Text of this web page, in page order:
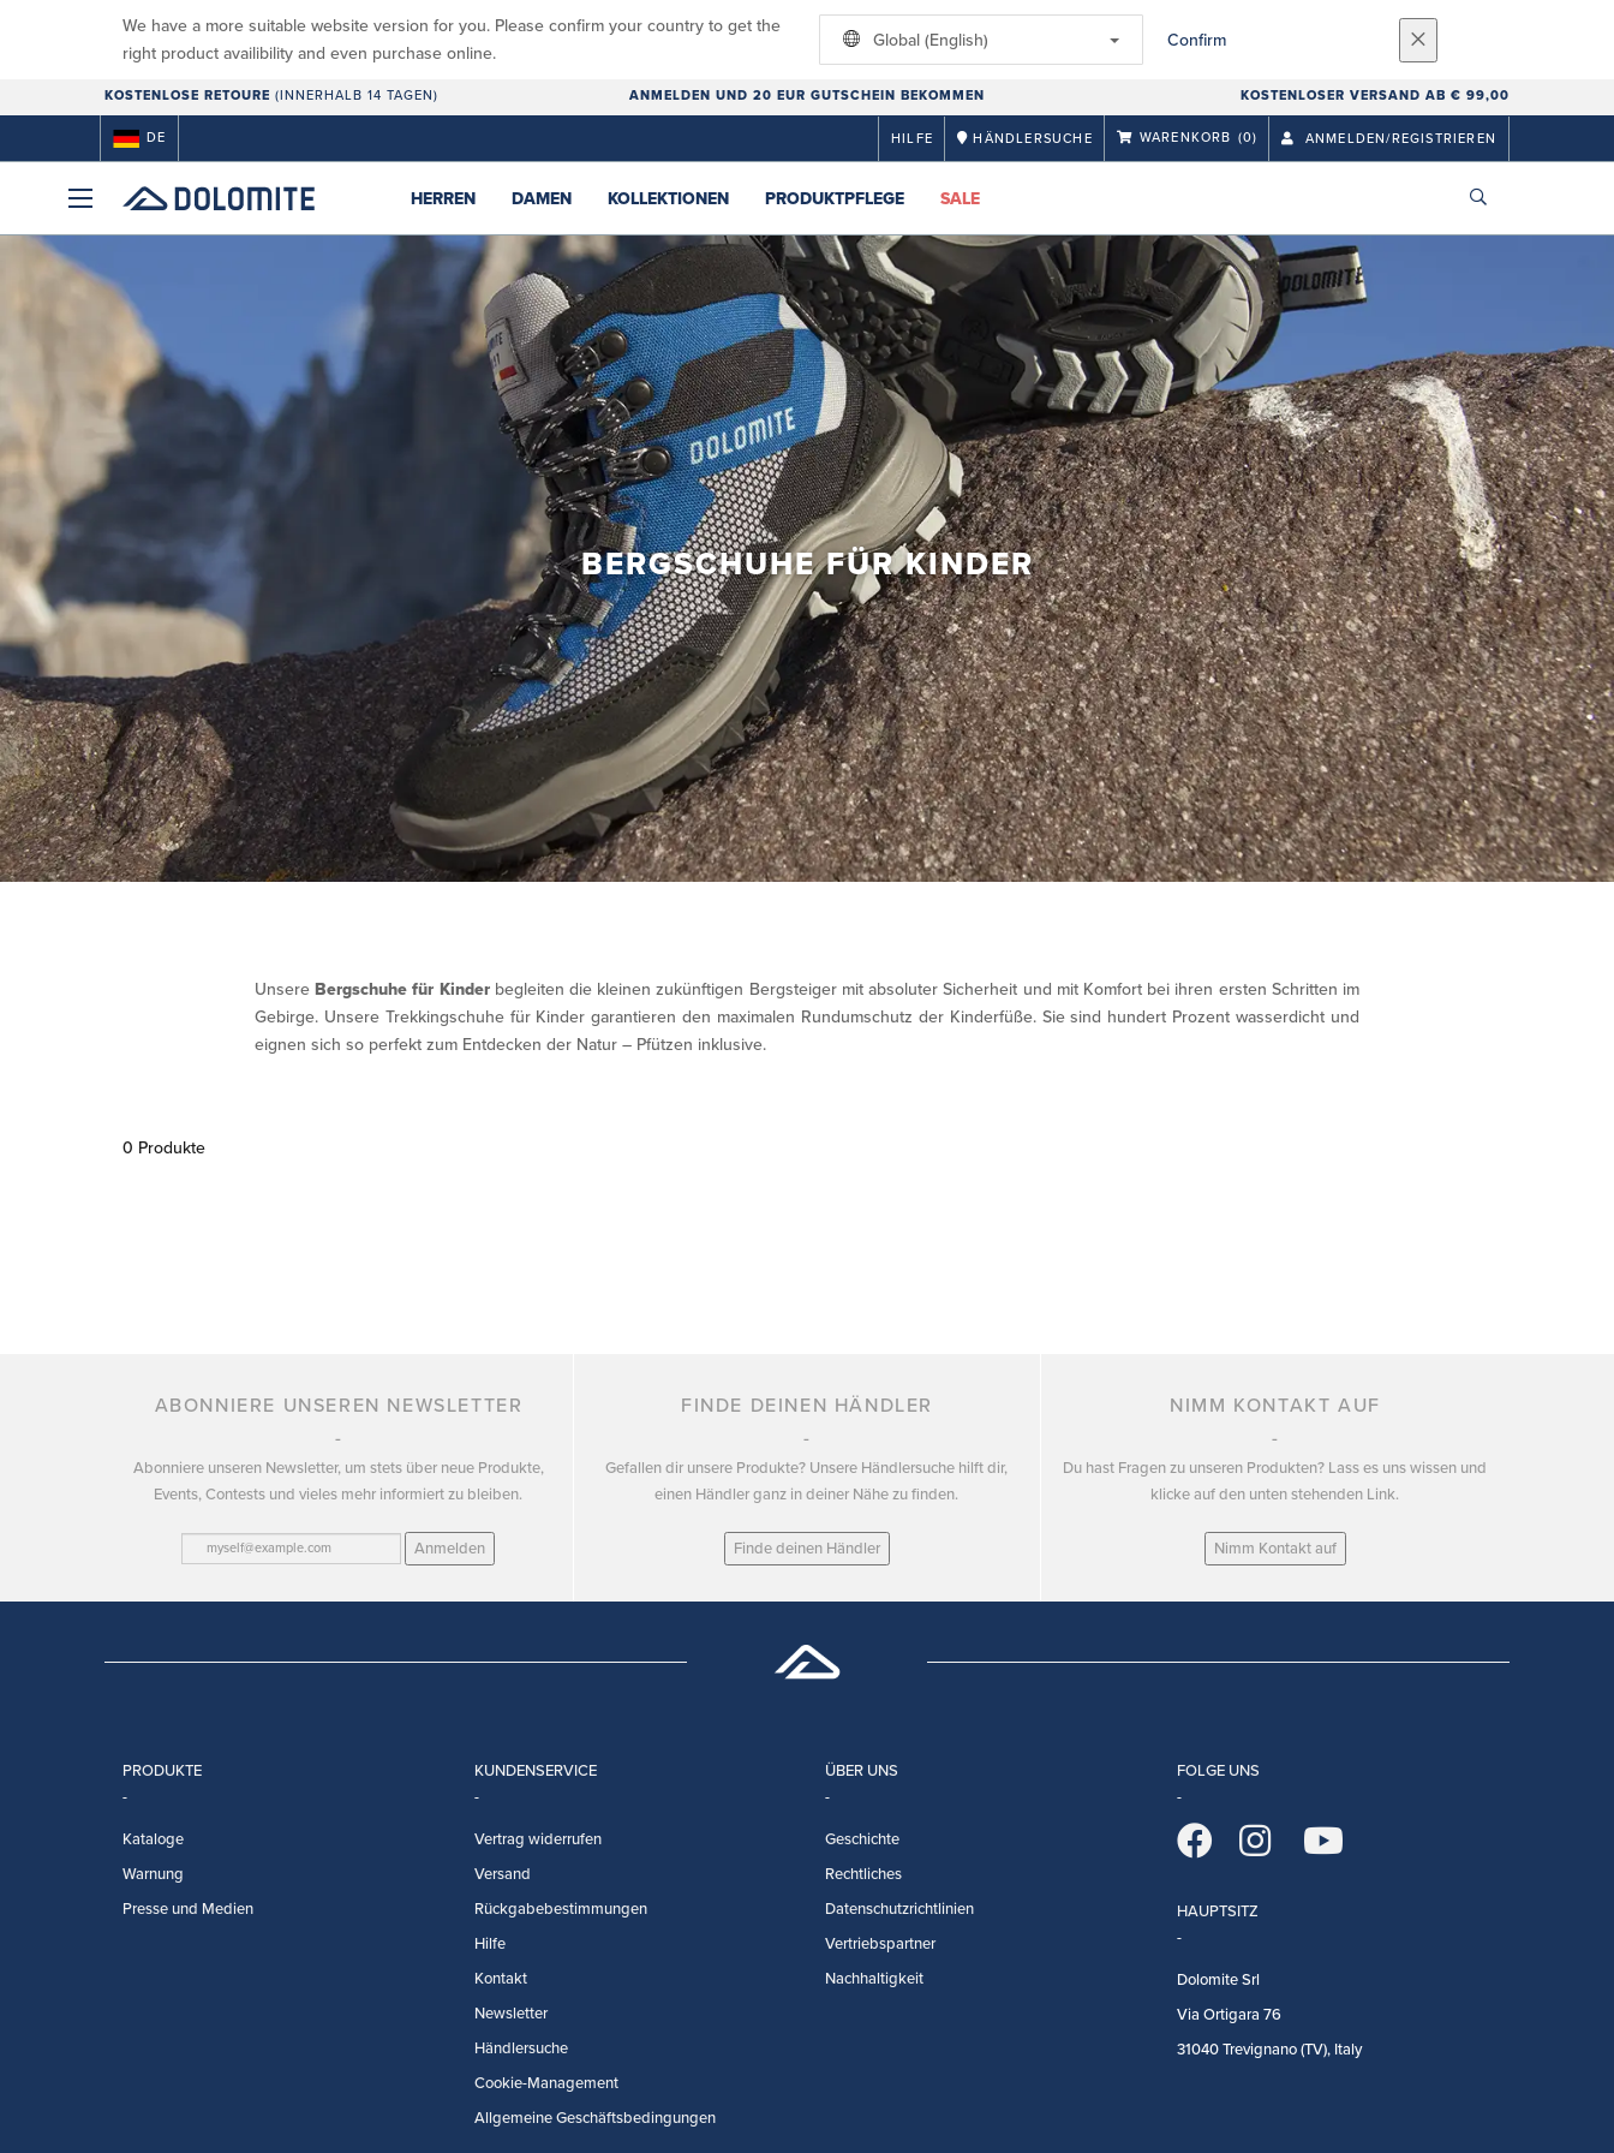
We have a more suitable website version for you. Please confirm your country to get the
right product availibility and even purchase online.
Global (English) Confirm
KOSTENLOSE RETOURE (INNERHALB 14 TAGEN) ANMELDEN UND 20 EUR GUTSCHEIN BEKOMMEN KOSTENLOSER VERSAND AB € 99,00
DE HILFE HÄNDLERSUCHE WARENKORB (0) ANMELDEN/REGISTRIEREN
HERREN DAMEN KOLLEKTIONEN PRODUKTPFLEGE SALE
BERGSCHUHE FÜR KINDER
UnsereBergschuhe für Kinder begleiten die kleinen zukünftigen Bergsteiger mit absoluter Sicherheit und mit Komfort bei ihren ersten Schritten im
Gebirge. Unsere Trekkingschuhe für Kinder garantieren den maximalen Rundumschutz der Kinderfüße. Sie sind hundert Prozent wasserdicht und
eignen sich so perfekt zum Entdecken der Natur – Pfützen inklusive.
0 Produkte
ABONNIERE UNSEREN NEWSLETTER
Abonniere unseren Newsletter, um stets über neue Produkte,
Events, Contests und vieles mehr informiert zu bleiben.
Anmelden
FINDE DEINEN HÄNDLER
Gefallen dir unsere Produkte? Unsere Händlersuche hilft dir,
einen Händler ganz in deiner Nähe zu finden.
Finde deinen Händler
NIMM KONTAKT AUF
Du hast Fragen zu unseren Produkten? Lass es uns wissen und
klicke auf den unten stehenden Link.
Nimm Kontakt auf
PRODUKTE
Kataloge
Warnung
Presse und Medien
KUNDENSERVICE
Vertrag widerrufen
Versand
Rückgabebestimmungen
Hilfe
Kontakt
Newsletter
Händlersuche
Cookie-Management
Allgemeine Geschäftsbedingungen
ÜBER UNS
Geschichte
Rechtliches
Datenschutzrichtlinien
Vertriebspartner
Nachhaltigkeit
FOLGE UNS
HAUPTSITZ
Dolomite Srl
Via Ortigara 76
31040 Trevignano (TV), Italy